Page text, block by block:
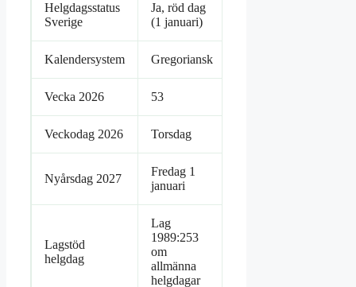
Helgdagsstatus
Sverige
Ja, röd dag
(1 januari)
Kalendersystem Gregoriansk
Vecka 2026 53
Veckodag 2026 Torsdag
Nyårsdag 2027
Fredag 1
januari
Lagstöd
helgdag
Lag
1989:253
om
allmänna
helgdagar